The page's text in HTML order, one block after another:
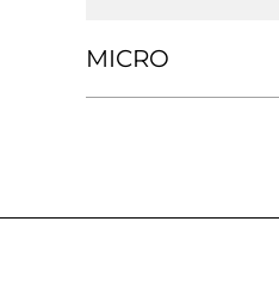
MICRO